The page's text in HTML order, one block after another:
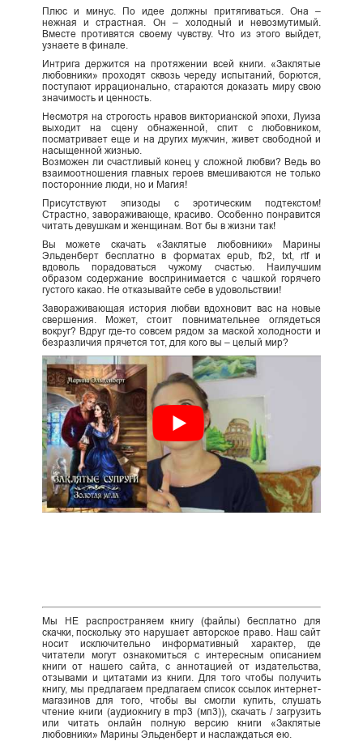
Плюс и минус. По идее должны притягиваться. Она –
нежная и страстная. Он – холодный и невозмутимый.
Вместе противятся своему чувству. Что из этого выйдет,
узнаете в финале.
Интрига держится на протяжении всей книги. «Заклятые
любовники» проходят сквозь череду испытаний, борются,
поступают иррационально, стараются доказать миру свою
значимость и ценность.
Несмотря на строгость нравов викторианской эпохи, Луиза
выходит на сцену обнаженной, спит с любовником,
посматривает еще и на других мужчин, живет свободной и
насыщенной жизнью.
Возможен ли счастливый конец у сложной любви? Ведь во
взаимоотношения главных героев вмешиваются не только
посторонние люди, но и Магия!
Присутствуют эпизоды с эротическим подтекстом!
Страстно, завораживающе, красиво. Особенно понравится
читать девушкам и женщинам. Вот бы в жизни так!
Вы можете скачать «Заклятые любовники» Марины
Эльденберт бесплатно в форматах epub, fb2, txt, rtf и
вдоволь порадоваться чужому счастью. Наилучшим
образом содержание воспринимается с чашкой горячего
густого какао. Не отказывайте себе в удовольствии!
Завораживающая история любви вдохновит вас на новые
свершения. Может, стоит повнимательнее оглядеться
вокруг? Вдруг где-то совсем рядом за маской холодности и
безразличия прячется тот, для кого вы – целый мир?
Мы НЕ распространяем книгу (файлы) бесплатно для
скачки, поскольку это нарушает авторское право. Наш сайт
носит исключительно информативный характер, где
читатели могут ознакомиться с интересным описанием
книги от нашего сайта, с аннотацией от издательства,
отзывами и цитатами из книги. Для того чтобы получить
книгу, мы предлагаем предлагаем список ссылок интернет-
магазинов для того, чтобы вы смогли купить, слушать
чтение книги (аудиокнигу в mp3 (мп3)), скачать / загрузить
или читать онлайн полную версию книги «Заклятые
любовники» Марины Эльденберт и наслаждаться ею.